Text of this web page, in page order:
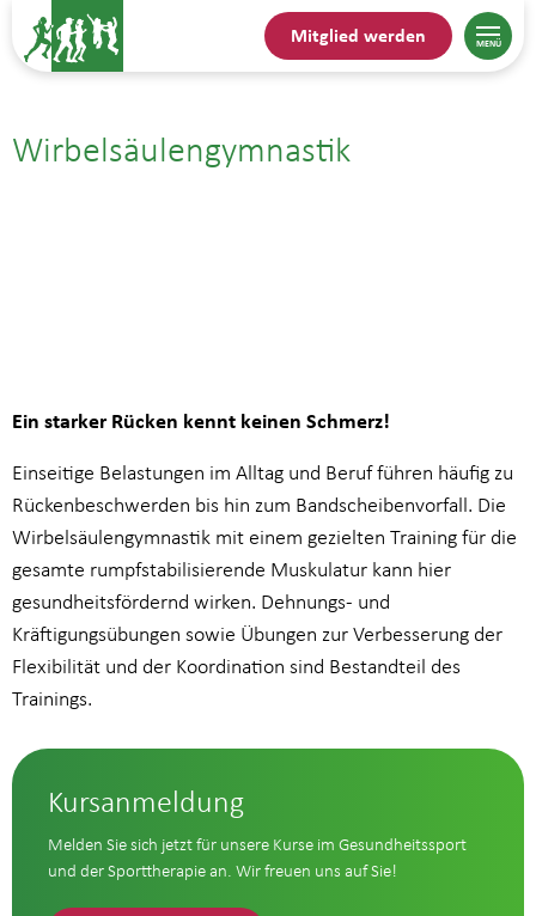
Mitglied werden
Wirbelsäulengymnastik
Ein starker Rücken kennt keinen Schmerz!
Einseitige Belastungen im Alltag und Beruf führen häufig zu
Rückenbeschwerden bis hin zum Bandscheibenvorfall. Die
Wirbelsäulengymnastik mit einem gezielten Training für die
gesamte rumpfstabilisierende Muskulatur kann hier
gesundheitsfördernd wirken. Dehnungs- und
Kräftigungsübungen sowie Übungen zur Verbesserung der
Flexibilität und der Koordination sind Bestandteil des
Trainings.
Kursanmeldung
Melden Sie sich jetzt für unsere Kurse im Gesundheitssport
und der Sporttherapie an. Wir freuen uns auf Sie!